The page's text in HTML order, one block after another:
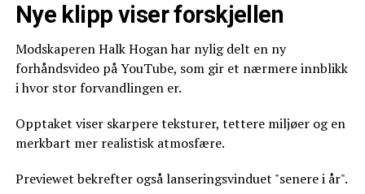
Nye klipp viser forskjellen
Modskaperen Halk Hogan har nylig delt en ny
forhåndsvideo på YouTube, som gir et nærmere innblikk
i hvor stor forvandlingen er.
Opptaket viser skarpere teksturer, tettere miljøer og en
merkbart mer realistisk atmosfære.
Previewet bekrefter også lanseringsvinduet "senere i år".